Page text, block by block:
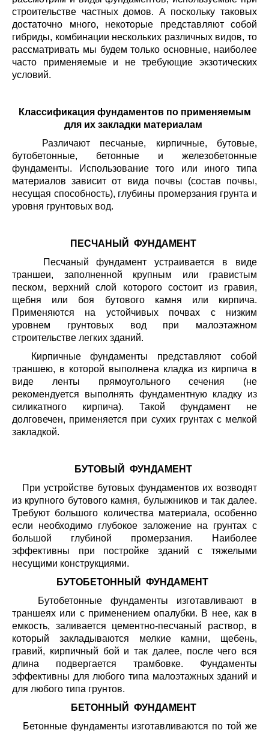
строительстве частных домов. А поскольку таковых
достаточно много, некоторые представляют собой
гибриды, комбинации нескольких различных видов, то
рассматривать мы будем только основные, наиболее
часто применяемые и не требующие экзотических
условий.
Классификация фундаментов по применяемым
для их закладки материалам
Различают песчаные, кирпичные, бутовые,
бутобетонные, бетонные и железобетонные
фундаменты. Использование того или иного типа
материалов зависит от вида почвы (состав почвы,
несущая способность), глубины промерзания грунта и
уровня грунтовых вод.
ПЕСЧАНЫЙ ФУНДАМЕНТ
Песчаный фундамент устраивается в виде
траншеи, заполненной крупным или гравистым
песком, верхний слой которого состоит из гравия,
щебня или боя бутового камня или кирпича.
Применяются на устойчивых почвах с низким
уровнем грунтовых вод при малоэтажном
строительстве легких зданий.
Кирпичные фундаменты представляют собой
траншею, в которой выполнена кладка из кирпича в
виде ленты прямоугольного сечения (не
рекомендуется выполнять фундаментную кладку из
силикатного кирпича). Такой фундамент не
долговечен, применяется при сухих грунтах с мелкой
закладкой.
БУТОВЫЙ ФУНДАМЕНТ
При устройстве бутовых фундаментов их возводят
из крупного бутового камня, булыжников и так далее.
Требуют большого количества материала, особенно
если необходимо глубокое заложение на грунтах с
большой глубиной промерзания. Наиболее
эффективны при постройке зданий с тяжелыми
несущими конструкциями.
БУТОБЕТОННЫЙ ФУНДАМЕНТ
Бутобетонные фундаменты изготавливают в
траншеях или с применением опалубки. В нее, как в
емкость, заливается цементно-песчаный раствор, в
который закладываются мелкие камни, щебень,
гравий, кирпичный бой и так далее, после чего вся
длина подвергается трамбовке. Фундаменты
эффективны для любого типа малоэтажных зданий и
для любого типа грунтов.
БЕТОННЫЙ ФУНДАМЕНТ
Бетонные фундаменты изготавливаются по той же